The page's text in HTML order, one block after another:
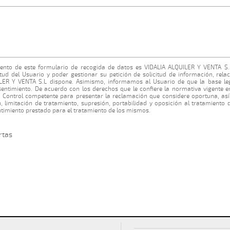
de este formulario de recogida de datos es VIDALIA ALQUILER Y VENTA
del Usuario y poder gestionar su petición de solicitud de información,
Y VENTA S.L dispone. Asimismo, informamos al Usuario de que la base
De acuerdo con los derechos que le confiere la normativa vigente
competente para presentar la reclamación que considere oportuna,
limitación de tratamiento, supresión, portabilidad y oposición al tratamiento
prestado para el tratamiento de los mismos.